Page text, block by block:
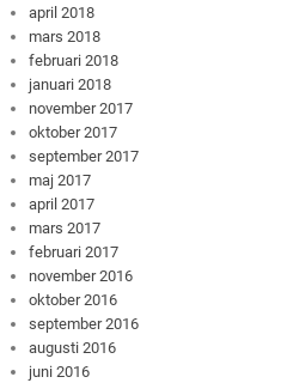
april 2018
mars 2018
februari 2018
januari 2018
november 2017
oktober 2017
september 2017
maj 2017
april 2017
mars 2017
februari 2017
november 2016
oktober 2016
september 2016
augusti 2016
juni 2016